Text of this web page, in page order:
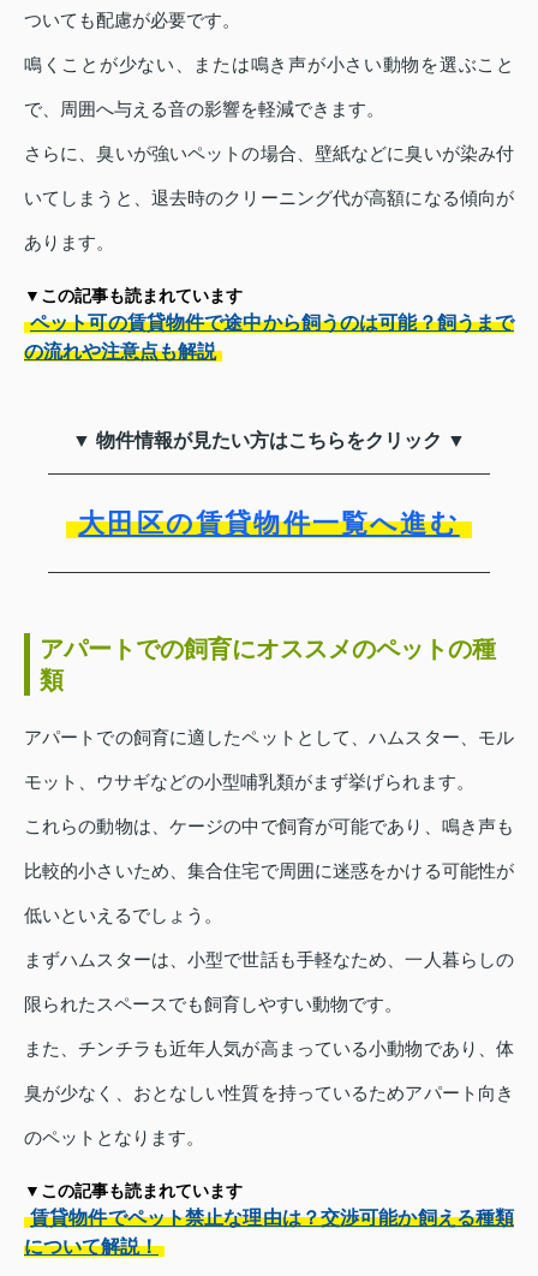
ついても配慮が必要です。
鳴くことが少ない、または鳴き声が小さい動物を選ぶこと
で、周囲へ与える音の影響を軽減できます。
さらに、臭いが強いペットの場合、壁紙などに臭いが染み付
いてしまうと、退去時のクリーニング代が高額になる傾向が
あります。
▼この記事も読まれています
ペット可の賃貸物件で途中から飼うのは可能？飼うまで
の流れや注意点も解説
▼ 物件情報が見たい方はこちらをクリック ▼
大田区の賃貸物件一覧へ進む
アパートでの飼育にオススメのペットの種
類
アパートでの飼育に適したペットとして、ハムスター、モル
モット、ウサギなどの小型哺乳類がまず挙げられます。
これらの動物は、ケージの中で飼育が可能であり、鳴き声も
比較的小さいため、集合住宅で周囲に迷惑をかける可能性が
低いといえるでしょう。
まずハムスターは、小型で世話も手軽なため、一人暮らしの
限られたスペースでも飼育しやすい動物です。
また、チンチラも近年人気が高まっている小動物であり、体
臭が少なく、おとなしい性質を持っているためアパート向き
のペットとなります。
▼この記事も読まれています
賃貸物件でペット禁止な理由は？交渉可能か飼える種類
について解説！